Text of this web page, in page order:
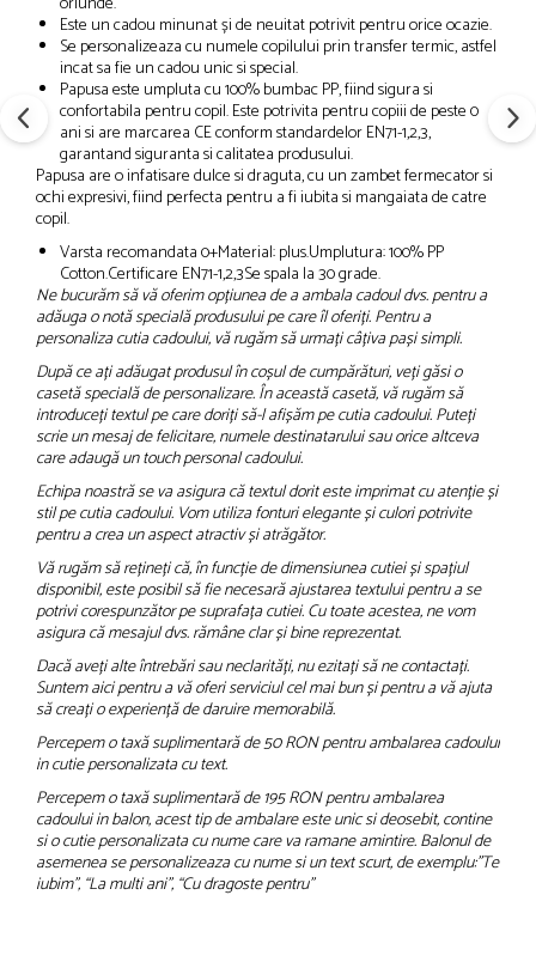
Este un cadou minunat și de neuitat potrivit pentru orice ocazie.
Se personalizeaza cu numele copilului prin transfer termic, astfel
incat sa fie un cadou unic si special.
Papusa este umpluta cu 100% bumbac PP, fiind sigura si
confortabila pentru copil. Este potrivita pentru copiii de peste 0
ani si are marcarea CE conform standardelor EN71-1,2,3,
garantand siguranta si calitatea produsului.
Papusa are o infatisare dulce si draguta, cu un zambet fermecator si
ochi expresivi, fiind perfecta pentru a fi iubita si mangaiata de catre
copil.
Varsta recomandata 0+Material: plus.Umplutura: 100% PP
Cotton.Certificare EN71-1,2,3Se spala la 30 grade.
Ne bucurăm să vă oferim opțiunea de a ambala cadoul dvs. pentru a
adăuga o notă specială produsului pe care îl oferiți. Pentru a
personaliza cutia cadoului, vă rugăm să urmați câțiva pași simpli.
După ce ați adăugat produsul în coșul de cumpărături, veți găsi o
casetă specială de personalizare. În această casetă, vă rugăm să
introduceți textul pe care doriți să-l afișăm pe cutia cadoului. Puteți
scrie un mesaj de felicitare, numele destinatarului sau orice altceva
care adaugă un touch personal cadoului.
Echipa noastră se va asigura că textul dorit este imprimat cu atenție și
stil pe cutia cadoului. Vom utiliza fonturi elegante și culori potrivite
pentru a crea un aspect atractiv și atrăgător.
Vă rugăm să rețineți că, în funcție de dimensiunea cutiei și spațiul
disponibil, este posibil să fie necesară ajustarea textului pentru a se
potrivi corespunzător pe suprafața cutiei. Cu toate acestea, ne vom
asigura că mesajul dvs. rămâne clar și bine reprezentat.
Dacă aveți alte întrebări sau neclarități, nu ezitați să ne contactați.
Suntem aici pentru a vă oferi serviciul cel mai bun și pentru a vă ajuta
să creați o experiență de daruire memorabilă.
Percepem o taxă suplimentară de 50 RON pentru ambalarea cadoului
in cutie personalizata cu text.
Percepem o taxă suplimentară de 195 RON pentru ambalarea
cadoului in balon, acest tip de ambalare este unic si deosebit, contine
si o cutie personalizata cu nume care va ramane amintire. Balonul de
asemenea se personalizeaza cu nume si un text scurt, de exemplu:”Te
iubim”, “La multi ani”, “Cu dragoste pentru”